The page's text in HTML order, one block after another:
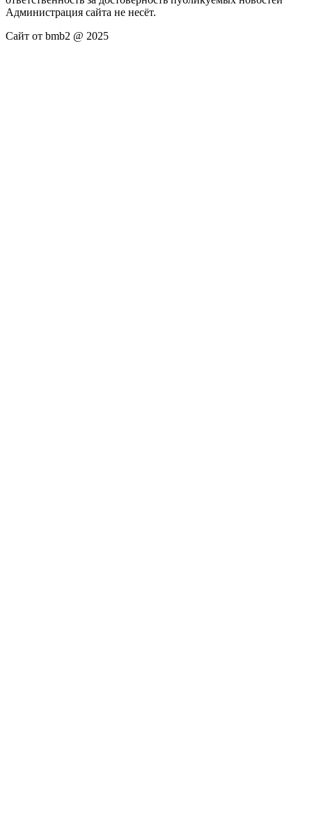
Администрация сайта не несёт.
Сайт от bmb2 @ 2025